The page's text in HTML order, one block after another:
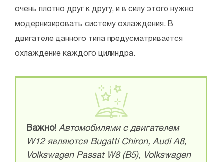
очень плотно друг к другу, и в силу этого нужно
модернизировать систему охлаждения. В
двигателе данного типа предусматривается
охлаждение каждого цилиндра.
Важно! Автомобилями с двигателем
W12 являются Bugatti Chiron, Audi A8,
Volkswagen Passat W8 (B5), Volkswagen